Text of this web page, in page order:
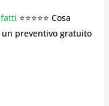
⭐⭐⭐⭐⭐ Cosa
un preventivo gratuito